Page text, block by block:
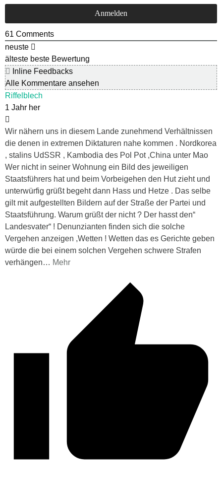
61 Comments
neuste
älteste beste Bewertung
Inline Feedbacks
Alle Kommentare ansehen
Riffelblech
1 Jahr her
Wir nähern uns in diesem Lande zunehmend Verhältnissen
die denen in extremen Diktaturen nahe kommen . Nordkorea
, stalins UdSSR , Kambodia des Pol Pot ,China unter Mao
Wer nicht in seiner Wohnung ein Bild des jeweiligen
Staatsführers hat und beim Vorbeigehen den Hut zieht und
unterwürfig grüßt begeht dann Hass und Hetze . Das selbe
gilt mit aufgestellten Bildern auf der Straße der Partei und
Staatsführung. Warum grüßt der nicht ? Der hasst den“
Landesvater“ ! Denunzianten finden sich die solche
Vergehen anzeigen ,Wetten ! Wetten das es Gerichte geben
würde die bei einem solchen Vergehen schwere Strafen
verhängen… Mehr